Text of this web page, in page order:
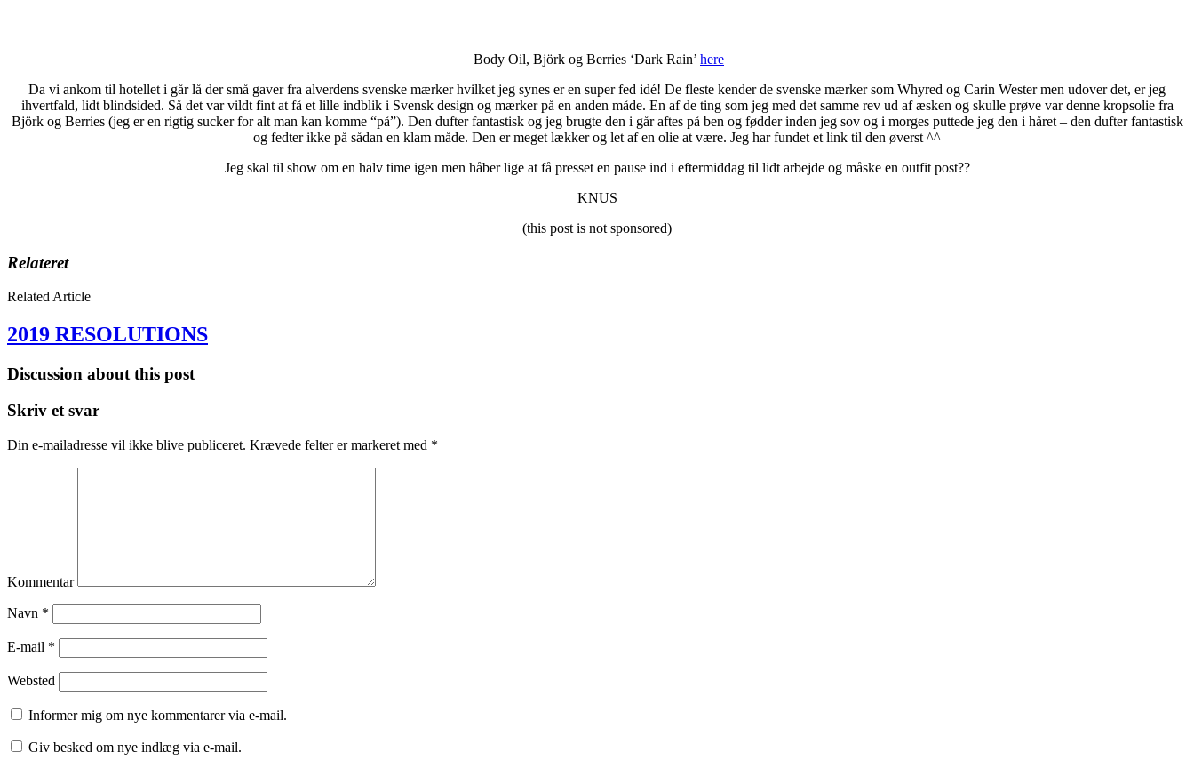
Body Oil, Björk og Berries ‘Dark Rain’ here
Da vi ankom til hotellet i går lå der små gaver fra alverdens svenske mærker hvilket jeg synes er en super fed idé! De fleste kender de svenske mærker som Whyred og Carin Wester men udover det, er jeg
ihvertfald, lidt blindsided. Så det var vildt fint at få et lille indblik i Svensk design og mærker på en anden måde. En af de ting som jeg med det samme rev ud af æsken og skulle prøve var denne kropsolie fra
Björk og Berries (jeg er en rigtig sucker for alt man kan komme “på”). Den dufter fantastisk og jeg brugte den i går aftes på ben og fødder inden jeg sov og i morges puttede jeg den i håret – den dufter fantastisk
og fedter ikke på sådan en klam måde. Den er meget lækker og let af en olie at være. Jeg har fundet et link til den øverst ^^
Jeg skal til show om en halv time igen men håber lige at få presset en pause ind i eftermiddag til lidt arbejde og måske en outfit post??
KNUS
(this post is not sponsored)
Relateret
Related Article
2019 RESOLUTIONS
Discussion about this post
Skriv et svar
Din e-mailadresse vil ikke blive publiceret. Krævede felter er markeret med *
Kommentar
Navn *
E-mail *
Websted
Informer mig om nye kommentarer via e-mail.
Giv besked om nye indlæg via e-mail.